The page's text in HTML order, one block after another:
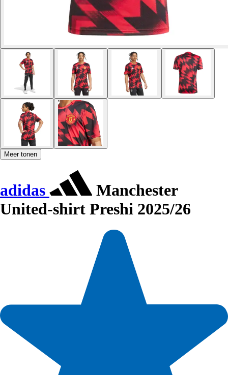
Meer tonen
adidas
Manchester
United-shirt Preshi 2025/26